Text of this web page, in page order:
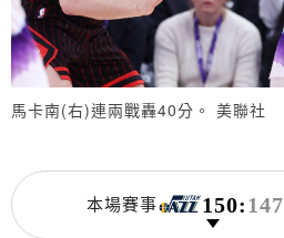
馬卡南(右)連兩戰轟40分。 美聯社
本場賽事 150:147